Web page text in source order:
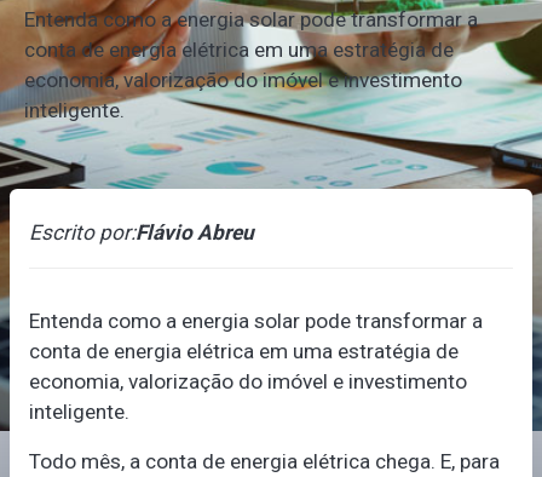
Entenda como a energia solar pode transformar a
conta de energia elétrica em uma estratégia de
economia, valorização do imóvel e investimento
inteligente.
Escrito por:Flávio Abreu
Entenda como a energia solar pode transformar a
conta de energia elétrica em uma estratégia de
economia, valorização do imóvel e investimento
inteligente.
Todo mês, a conta de energia elétrica chega. E, para